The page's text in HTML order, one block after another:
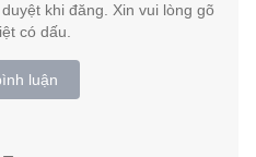
khi đăng. Xin vui lòng gõ
có dấu.
luận